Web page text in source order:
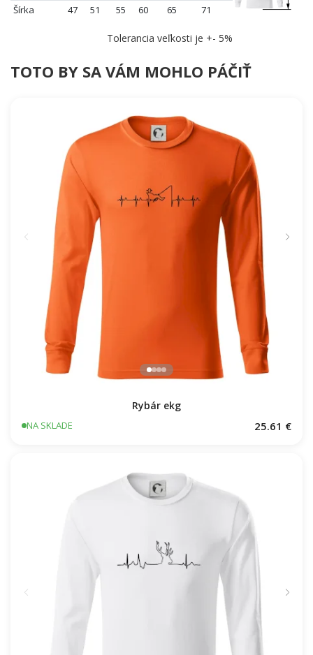
Šírka 47 51 55 60 65 71
Tolerancia veľkosti je +- 5%
TOTO BY SA VÁM MOHLO PÁČIŤ
Rybár ekg
NA SKLADE 25.61 €